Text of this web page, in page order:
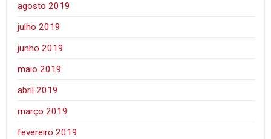
agosto 2019
julho 2019
junho 2019
maio 2019
abril 2019
março 2019
fevereiro 2019